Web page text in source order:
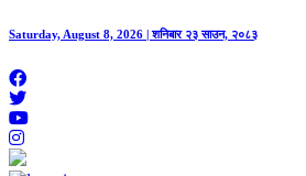
Saturday, August 8, 2026 | शनिबार २३ साउन, २०८३